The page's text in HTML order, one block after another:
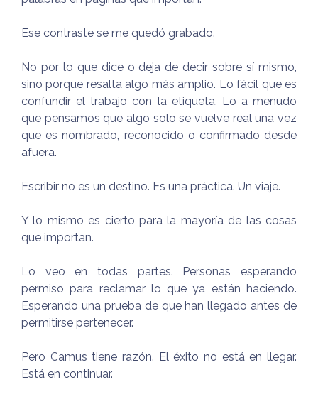
Ese contraste se me quedó grabado.
No por lo que dice o deja de decir sobre sí mismo,
sino porque resalta algo más amplio. Lo fácil que es
confundir el trabajo con la etiqueta. Lo a menudo
que pensamos que algo solo se vuelve real una vez
que es nombrado, reconocido o confirmado desde
afuera.
Escribir no es un destino. Es una práctica. Un viaje.
Y lo mismo es cierto para la mayoría de las cosas
que importan.
Lo veo en todas partes. Personas esperando
permiso para reclamar lo que ya están haciendo.
Esperando una prueba de que han llegado antes de
permitirse pertenecer.
Pero Camus tiene razón. El éxito no está en llegar.
Está en continuar.